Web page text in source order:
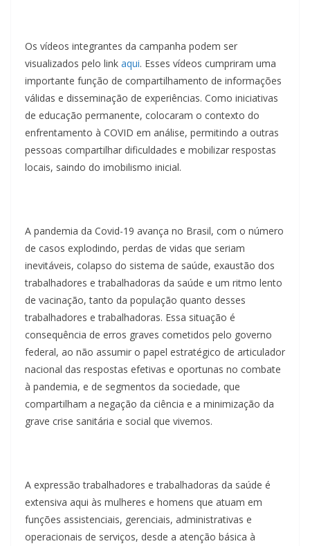
Os vídeos integrantes da campanha podem ser
visualizados pelo link aqui. Esses vídeos cumpriram uma
importante função de compartilhamento de informações
válidas e disseminação de experiências. Como iniciativas
de educação permanente, colocaram o contexto do
enfrentamento à COVID em análise, permitindo a outras
pessoas compartilhar dificuldades e mobilizar respostas
locais, saindo do imobilismo inicial.
A pandemia da Covid-19 avança no Brasil, com o número
de casos explodindo, perdas de vidas que seriam
inevitáveis, colapso do sistema de saúde, exaustão dos
trabalhadores e trabalhadoras da saúde e um ritmo lento
de vacinação, tanto da população quanto desses
trabalhadores e trabalhadoras. Essa situação é
consequência de erros graves cometidos pelo governo
federal, ao não assumir o papel estratégico de articulador
nacional das respostas efetivas e oportunas no combate
à pandemia, e de segmentos da sociedade, que
compartilham a negação da ciência e a minimização da
grave crise sanitária e social que vivemos.
A expressão trabalhadores e trabalhadoras da saúde é
extensiva aqui às mulheres e homens que atuam em
funções assistenciais, gerenciais, administrativas e
operacionais de serviços, desde a atenção básica à